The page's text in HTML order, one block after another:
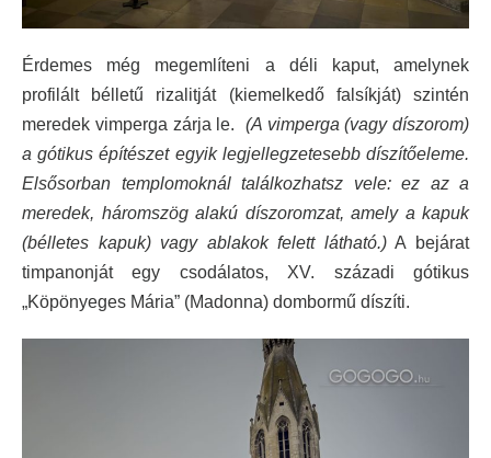
Érdemes még megemlíteni a déli kaput, amelynek
profilált bélletű rizalitját (kiemelkedő falsíkját) szintén
meredek vimperga zárja le. (A vimperga (vagy díszorom)
a gótikus építészet egyik legjellegzetesebb díszítőeleme.
Elsősorban templomoknál találkozhatsz vele: ez az a
meredek, háromszög alakú díszoromzat, amely a kapuk
(bélletes kapuk) vagy ablakok felett látható.)A bejárat
timpanonját egy csodálatos, XV. századi gótikus
„Köpönyeges Mária” (Madonna) dombormű díszíti.